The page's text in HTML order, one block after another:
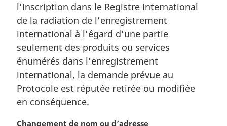
g
i
n
a
e
:
l’inscription dans le Registre international
de la radiation de l’enregistrement
international à l’égard d’une partie
seulement des produits ou services
énumérés dans l’enregistrement
international, la demande prévue au
Protocole est réputée retirée ou modifiée
en conséquence.
N
Changement de nom ou d’adresse